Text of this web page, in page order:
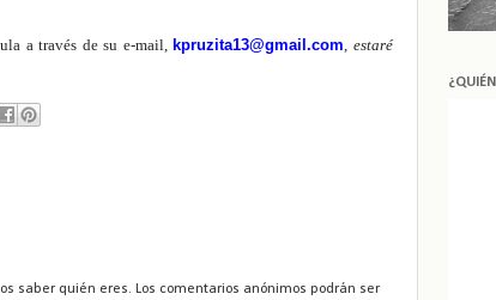
a través de su e-mail, kpruzita13@gmail.com ,estaré
saber quién eres. Los comentarios anónimos podrán ser